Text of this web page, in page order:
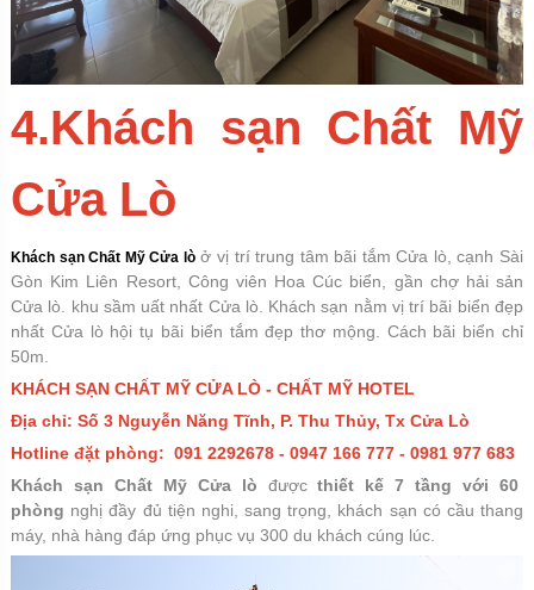
4.Khách sạn Chất Mỹ
Cửa Lò
Khách sạn Chất Mỹ Cửa lòở vị trí trung tâm bãi tắm Cửa lò, cạnh Sài
Gòn Kim Liên Resort, Công viên Hoa Cúc biển, gần chợ hải sản
Cửa lò. khu sầm uất nhất Cửa lò. Khách sạn nằm vị trí bãi biển đẹp
nhất Cửa lò hội tụ bãi biển tắm đẹp thơ mộng. Cách bãi biển chỉ
50m.
KHÁCH SẠN CHẤT MỸ CỬA LÒ - CHẤT MỸ HOTEL
Địa chỉ: Số 3 Nguyễn Năng Tĩnh, P. Thu Thủy, Tx Cửa Lò
Hotline đặt phòng: 091 2292678 - 0947 166 777 - 0981 977 683
Khách sạn Chất Mỹ Cửa lò đượcthiết kế 7 tầng với 60
phòng nghị đầy đủ tiện nghi, sang trọng, khách sạn có cầu thang
máy, nhà hàng đáp ứng phục vụ 300 du khách cúng lúc.